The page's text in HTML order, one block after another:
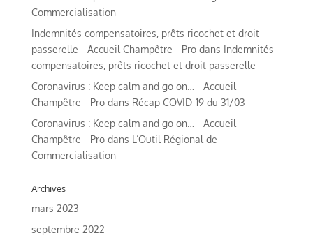
Commercialisation
Indemnités compensatoires, prêts ricochet et droit
passerelle - Accueil Champêtre - Prodans Indemnités
compensatoires, prêts ricochet et droit passerelle
Coronavirus : Keep calm and go on… - Accueil
Champêtre - Prodans Récap COVID-19 du 31/03
Coronavirus : Keep calm and go on… - Accueil
Champêtre - Prodans L’Outil Régional de
Commercialisation
Archives
mars 2023
septembre 2022